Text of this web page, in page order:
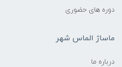
دوره های حضوری
ماساژ الماس شهر
درباره ما